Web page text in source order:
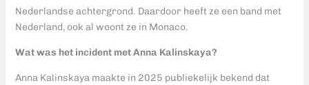
Nederlandse achtergrond. Daardoor heeft ze een band met
Nederland, ook al woont ze in Monaco.
Wat was het incident met Anna Kalinskaya?
Anna Kalinskaya maakte in 2025 publiekelijk bekend dat